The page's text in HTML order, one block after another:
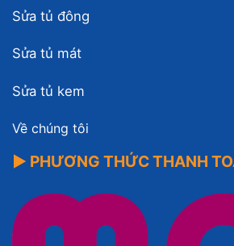
Sửa tủ đông
Sửa tủ mát
Sửa tủ kem
Về chúng tôi
▶ PHƯƠNG THỨC THANH